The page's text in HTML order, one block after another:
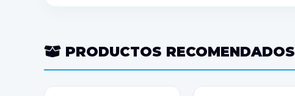
PRODUCTOS RECOMENDADOS